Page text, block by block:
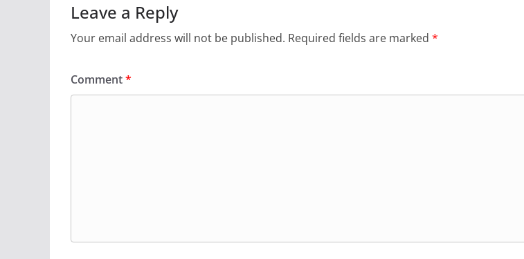
Leave a Reply
Your email address will not be published. Required fields are marked *
Comment*